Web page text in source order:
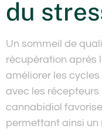
du
Un sommeil de
récupération après
améliorer les
avec les
cannabidiol
permettant ainsi un